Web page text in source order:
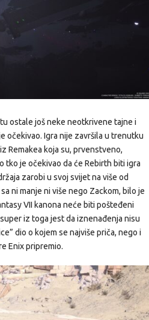
ostale još neke neotkrivene tajne i
očekivao. Igra nije završila u trenutku
Remakea koja su, prvenstveno,
tko je očekivao da će Rebirth biti igra
zarobi u svoj svijet na više od
ni manje ni više nego Zackom, bilo je
VII kanona neće biti pošteđeni
iz toga jest da iznenađenja nisu
dio o kojem se najviše priča, nego i
Enix pripremio.